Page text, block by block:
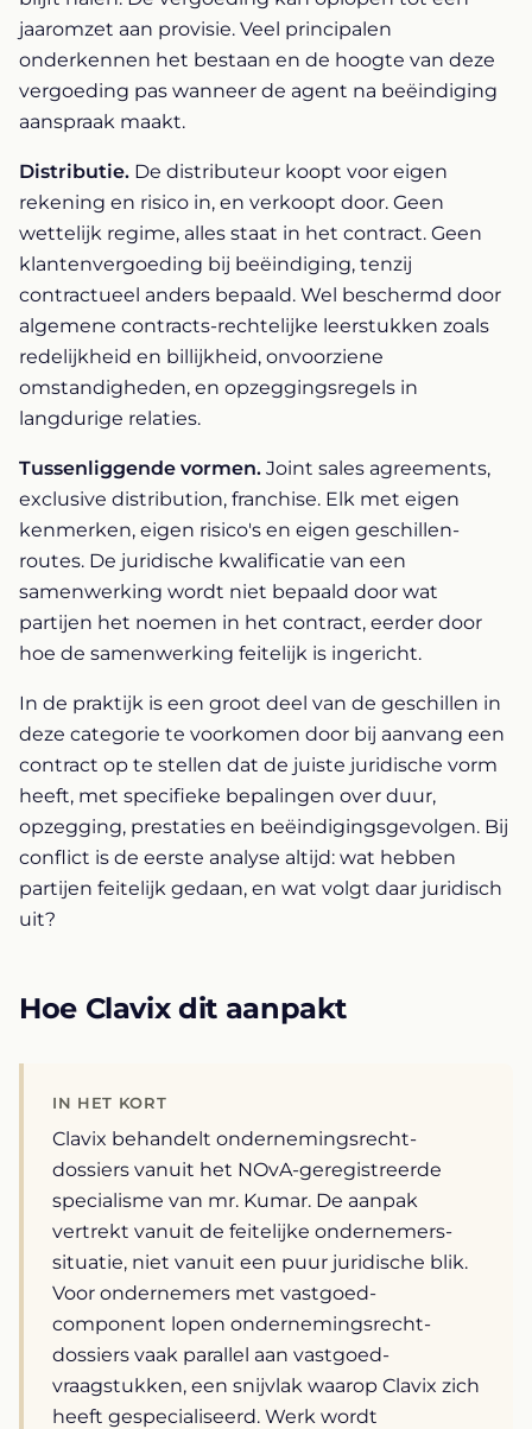
jaaromzet aan provisie. Veel principalen
onderkennen het bestaan en de hoogte van deze
vergoeding pas wanneer de agent na beëindiging
aanspraak maakt.
Distributie. De distributeur koopt voor eigen
rekening en risico in, en verkoopt door. Geen
wettelijk regime, alles staat in het contract. Geen
klantenvergoeding bij beëindiging, tenzij
contractueel anders bepaald. Wel beschermd door
algemene contracts-rechtelijke leerstukken zoals
redelijkheid en billijkheid, onvoorziene
omstandigheden, en opzeggingsregels in
langdurige relaties.
Tussenliggende vormen. Joint sales agreements,
exclusive distribution, franchise. Elk met eigen
kenmerken, eigen risico's en eigen geschillen-
routes. De juridische kwalificatie van een
samenwerking wordt niet bepaald door wat
partijen het noemen in het contract, eerder door
hoe de samenwerking feitelijk is ingericht.
In de praktijk is een groot deel van de geschillen in
deze categorie te voorkomen door bij aanvang een
contract op te stellen dat de juiste juridische vorm
heeft, met specifieke bepalingen over duur,
opzegging, prestaties en beëindigingsgevolgen. Bij
conflict is de eerste analyse altijd: wat hebben
partijen feitelijk gedaan, en wat volgt daar juridisch
uit?
Hoe Clavix dit aanpakt
IN HET KORT
Clavix behandelt ondernemingsrecht-
dossiers vanuit het NOvA-geregistreerde
specialisme van mr. Kumar. De aanpak
vertrekt vanuit de feitelijke ondernemers-
situatie, niet vanuit een puur juridische blik.
Voor ondernemers met vastgoed-
component lopen ondernemingsrecht-
dossiers vaak parallel aan vastgoed-
vraagstukken, een snijvlak waarop Clavix zich
heeft gespecialiseerd. Werk wordt